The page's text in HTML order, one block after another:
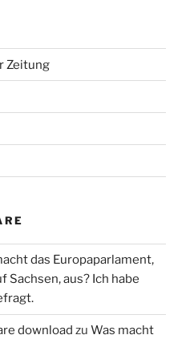
Zeitung
das Europaparlament,
Sachsen, aus? Ich habe
download zu Was macht